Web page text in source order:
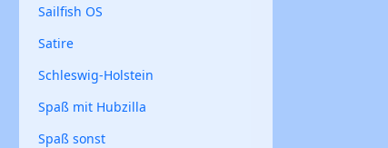
Sailfish OS
Satire
Schleswig-Holstein
Spaß mit Hubzilla
Spaß sonst